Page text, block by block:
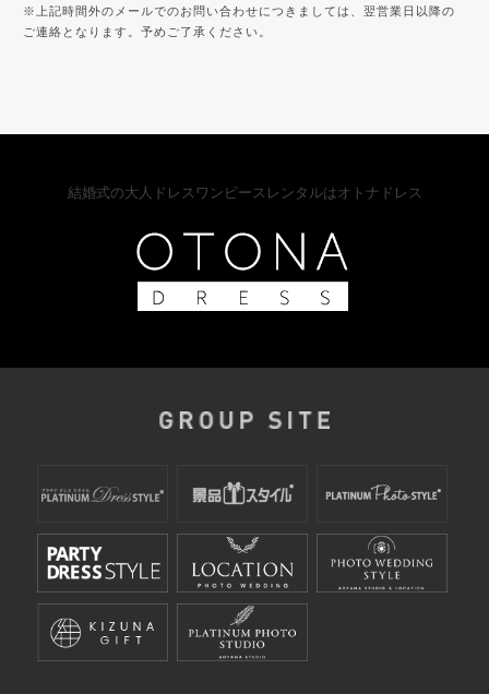
※上記時間外のメールでのお問い合わせにつきましては、翌営業日以降の
ご連絡となります。予めご了承ください。
結婚式の大人ドレスワンピースレンタルはオトナドレス